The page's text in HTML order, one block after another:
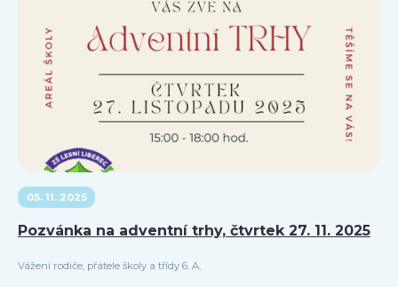
05. 11. 2025
Pozvánka na adventní trhy, čtvrtek 27. 11. 2025
Vážení rodiče, přátele školy a třídy 6. A,